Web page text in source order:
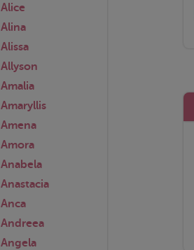
Alice
Alina
Alissa
Allyson
Amalia
Amaryllis
Amena
Amora
Anabela
Anastacia
Anca
Andreea
Angela